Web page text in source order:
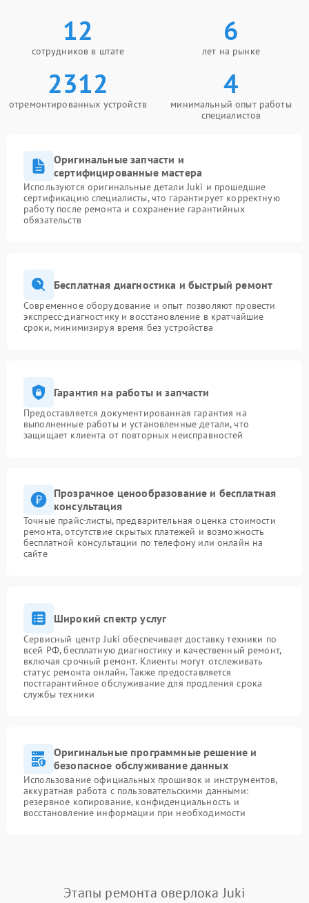
12
сотрудников в штате
6
лет на рынке
2312
отремонтированных устройств
4
минимальный опыт работы
специалистов
Оригинальные запчасти и
сертифицированные мастера
Используются оригинальные детали Juki и прошедшие
сертификацию специалисты, что гарантирует корректную
работу после ремонта и сохранение гарантийных
обязательств
Бесплатная диагностика и быстрый ремонт
Современное оборудование и опыт позволяют провести
экспресс-диагностику и восстановление в кратчайшие
сроки, минимизируя время без устройства
Гарантия на работы и запчасти
Предоставляется документированная гарантия на
выполненные работы и установленные детали, что
защищает клиента от повторных неисправностей
Прозрачное ценообразование и бесплатная
консультация
Точные прайс-листы, предварительная оценка стоимости
ремонта, отсутствие скрытых платежей и возможность
бесплатной консультации по телефону или онлайн на
сайте
Широкий спектр услуг
Сервисный центр Juki обеспечивает доставку техники по
всей РФ, бесплатную диагностику и качественный ремонт,
включая срочный ремонт. Клиенты могут отслеживать
статус ремонта онлайн. Также предоставляется
постгарантийное обслуживание для продления срока
службы техники
Оригинальные программные решение и
безопасное обслуживание данных
Использование официальных прошивок и инструментов,
аккуратная работа с пользовательскими данными:
резервное копирование, конфиденциальность и
восстановление информации при необходимости
Этапы ремонта оверлока Juki